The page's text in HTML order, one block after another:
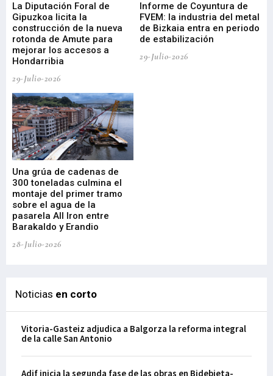
La Diputación Foral de
Gipuzkoa licita la
construcción de la nueva
rotonda de Amute para
mejorar los accesos a
Hondarribia
29-Julio-2026
Informe de Coyuntura de
FVEM: la industria del metal
de Bizkaia entra en periodo
de estabilización
29-Julio-2026
Una grúa de cadenas de
300 toneladas culmina el
montaje del primer tramo
sobre el agua de la
pasarela All Iron entre
Barakaldo y Erandio
28-Julio-2026
Noticias en corto
Vitoria-Gasteiz adjudica a Balgorza la reforma integral
de la calle San Antonio
Adif inicia la segunda fase de las obras en Bidebieta-